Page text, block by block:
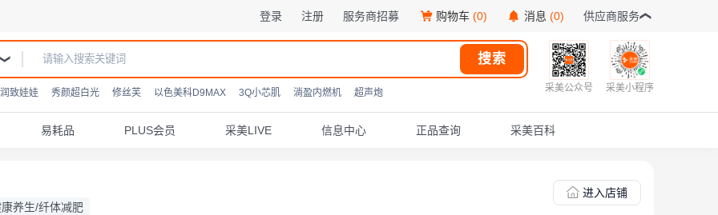
供应商服务
消息 (0)
购物车 (0)
服务商招募
注册
登录
搜索
润致娃娃 秀颜超白光 修丝芙 以色美科D9MAX 3Q小芯肌 淌盈内燃机 超声炮 采美公众号 采美小程序
易耗品 PLUS会员 采美LIVE 信息中心 正品查询 采美百科
养生/纤体减肥
进入店铺